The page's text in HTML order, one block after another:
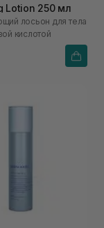
Lotion 250 мл
лосьон для тела
кислотой